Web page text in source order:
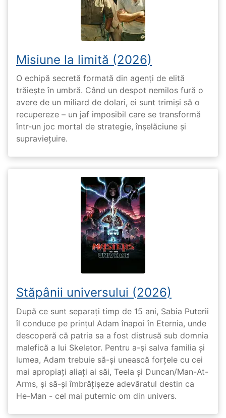
Misiune la limită (2026)
O echipă secretă formată din agenți de elită
trăiește în umbră. Când un despot nemilos fură o
avere de un miliard de dolari, ei sunt trimiși să o
recupereze – un jaf imposibil care se transformă
într-un joc mortal de strategie, înșelăciune și
supraviețuire.
Stăpânii universului (2026)
După ce sunt separați timp de 15 ani, Sabia Puterii
îl conduce pe prințul Adam înapoi în Eternia, unde
descoperă că patria sa a fost distrusă sub domnia
malefică a lui Skeletor. Pentru a-și salva familia și
lumea, Adam trebuie să-și unească forțele cu cei
mai apropiați aliați ai săi, Teela și Duncan/Man-At-
Arms, și să-și îmbrățișeze adevăratul destin ca
He-Man - cel mai puternic om din univers.